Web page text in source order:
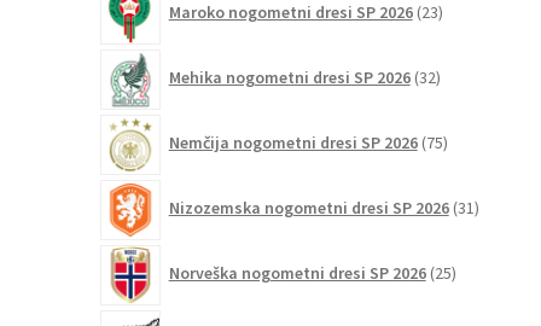
Maroko nogometni dresi SP 2026 23izdelkov
Mehika nogometni dresi SP 2026 32izdelkov
Nemčija nogometni dresi SP 2026 75izdelkov
Nizozemska nogometni dresi SP 2026 31izdelkov
Norveška nogometni dresi SP 2026 25izdelkov